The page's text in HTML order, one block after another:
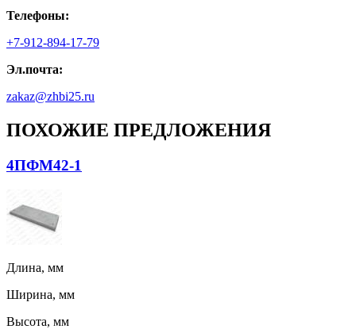
Телефоны:
+7-912-894-17-79
Эл.почта:
zakaz@zhbi25.ru
ПОХОЖИЕ ПРЕДЛОЖЕНИЯ
4ПФМ42-1
Длина, мм
Ширина, мм
Высота, мм